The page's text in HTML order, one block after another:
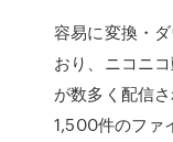
容易に変換・
おり、ニコニ
が数多く配信
1,500件のファ